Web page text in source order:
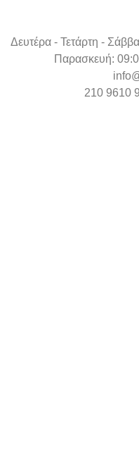
Δευτέρα - Τετάρτη -
Παρασκευή:
210 9610